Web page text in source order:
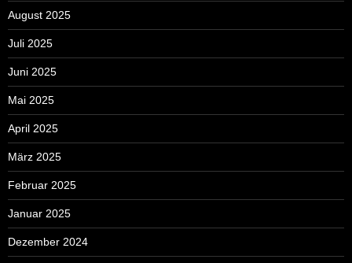
August 2025
Juli 2025
Juni 2025
Mai 2025
April 2025
März 2025
Februar 2025
Januar 2025
Dezember 2024